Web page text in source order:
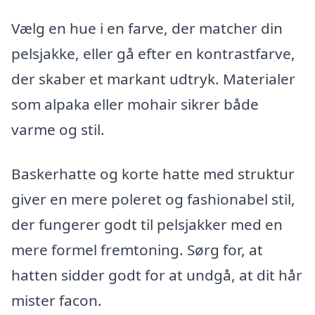
Vælg en hue i en farve, der matcher din
pelsjakke, eller gå efter en kontrastfarve,
der skaber et markant udtryk. Materialer
som alpaka eller mohair sikrer både
varme og stil.
Baskerhatte og korte hatte med struktur
giver en mere poleret og fashionabel stil,
der fungerer godt til pelsjakker med en
mere formel fremtoning. Sørg for, at
hatten sidder godt for at undgå, at dit hår
mister facon.